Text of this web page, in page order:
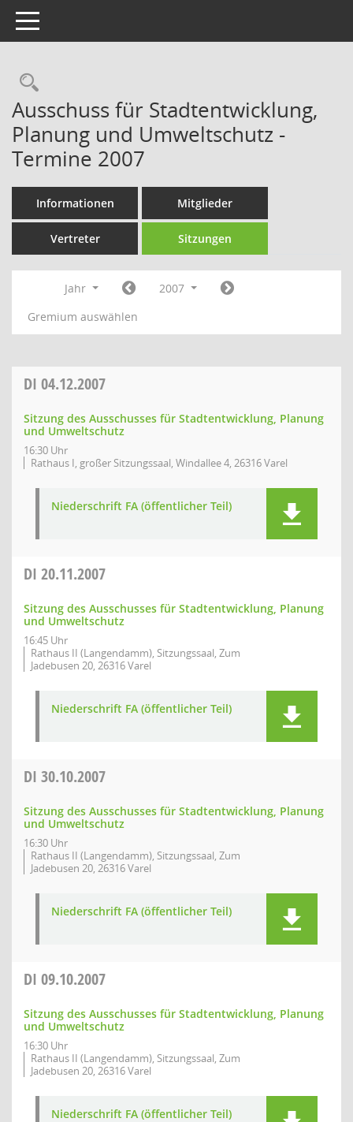
Toggle navigation
Rechercheauswahl
Ausschuss für Stadtentwicklung,
Planung und Umweltschutz -
Termine 2007
Informationen Mitglieder
Vertreter Sitzungen
Jahr
2007
Gremium auswählen
DI 04.12.2007
Sitzung des Ausschusses für Stadtentwicklung, Planung
und Umweltschutz
16:30 Uhr
Rathaus I, großer Sitzungssaal, Windallee 4, 26316 Varel
Niederschrift FA (öffentlicher Teil)
DI 20.11.2007
Sitzung des Ausschusses für Stadtentwicklung, Planung
und Umweltschutz
16:45 Uhr
Rathaus II (Langendamm), Sitzungssaal, Zum
Jadebusen 20, 26316 Varel
Niederschrift FA (öffentlicher Teil)
DI 30.10.2007
Sitzung des Ausschusses für Stadtentwicklung, Planung
und Umweltschutz
16:30 Uhr
Rathaus II (Langendamm), Sitzungssaal, Zum
Jadebusen 20, 26316 Varel
Niederschrift FA (öffentlicher Teil)
DI 09.10.2007
Sitzung des Ausschusses für Stadtentwicklung, Planung
und Umweltschutz
16:30 Uhr
Rathaus II (Langendamm), Sitzungssaal, Zum
Jadebusen 20, 26316 Varel
Niederschrift FA (öffentlicher Teil)